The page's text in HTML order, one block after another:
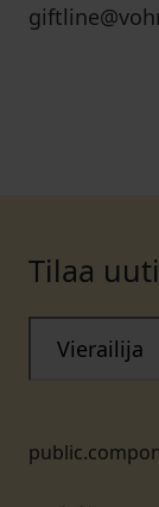
Tilaa
Vierailija